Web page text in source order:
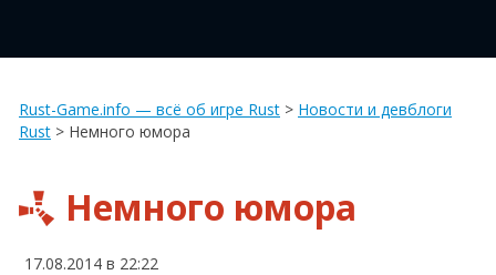
Rust-Game.info — всё об игре Rust > Новости и девблоги
Rust > Немного юмора
Немного юмора
17.08.2014 в 22:22